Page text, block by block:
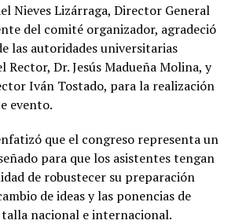
Nieves Lizárraga, Director General
del comité organizador, agradeció
las autoridades universitarias
Rector, Dr. Jesús Madueña Molina, y
Iván Tostado, para la realización
evento.
que el congreso representa un
para que los asistentes tengan
de robustecer su preparación
de ideas y las ponencias de
nacional e internacional.